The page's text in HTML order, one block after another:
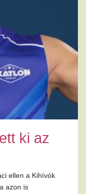
ki az
ellen a Kihívók
azon is